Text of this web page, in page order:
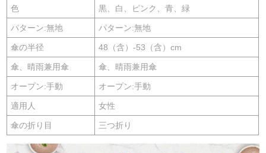
色 黒、白、ピンク、青、緑
パターン:無地 パターン:無地
傘の半径 48（含）-53（含）cm
傘、晴雨兼用傘 傘、晴雨兼用傘
オープン:手動 オープン:手動
適用人 女性
傘の折り目 三つ折り